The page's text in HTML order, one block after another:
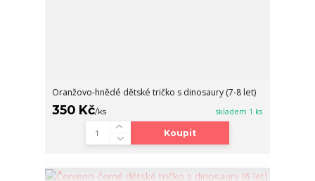
Oranžovo-hnědé dětské tričko s dinosaury (7-8 let)
350 Kč/ks skladem 1 ks
Koupit